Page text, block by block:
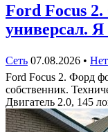
Ford Focus
универсал. Я
Сеть 07.08.2026 •
Ford Focus 2. Форд
собственник.
Двигатель 2.0, 145